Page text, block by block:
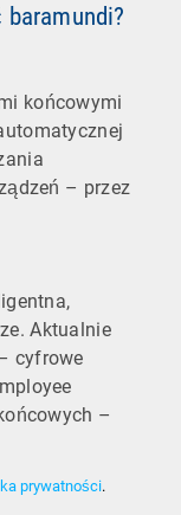
końcowymi
– przez
Aktualnie
cyfrowe
–
prywatności.